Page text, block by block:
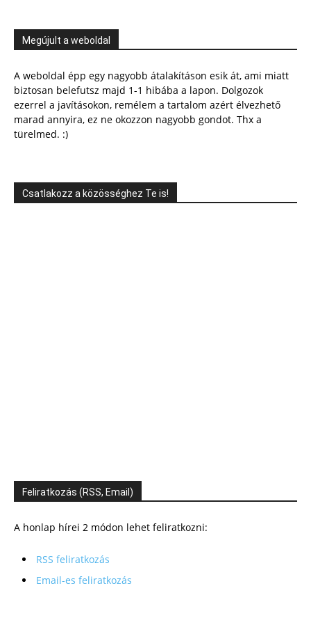
Megújult a weboldal
A weboldal épp egy nagyobb átalakításon esik át, ami miatt
biztosan belefutsz majd 1-1 hibába a lapon. Dolgozok
ezerrel a javításokon, remélem a tartalom azért élvezhető
marad annyira, ez ne okozzon nagyobb gondot. Thx a
türelmed. :)
Csatlakozz a közösséghez Te is!
Feliratkozás (RSS, Email)
A honlap hírei 2 módon lehet feliratkozni:
RSS feliratkozás
Email-es feliratkozás